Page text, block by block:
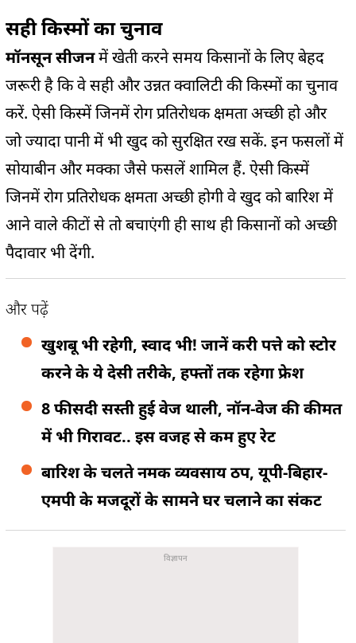
सही किस्मों का चुनाव
मॉनसून सीजनमें खेती करने समय किसानों के लिए बेहद
जरूरी है कि वे सही और उन्नत क्वालिटी की किस्मों का चुनाव
करें. ऐसी किस्में जिनमें रोग प्रतिरोधक क्षमता अच्छी हो और
जो ज्यादा पानी में भी खुद को सुरक्षित रख सकें. इन फसलों में
सोयाबीन और मक्का जैसे फसलें शामिल हैं. ऐसी किस्में
जिनमें रोग प्रतिरोधक क्षमता अच्छी होगी वे खुद को बारिश में
आने वाले कीटों से तो बचाएंगी ही साथ ही किसानों को अच्छी
पैदावार भी देंगी.
और पढ़ें
खुशबू भी रहेगी, स्वाद भी! जानें करी पत्ते को स्टोर
करने के ये देसी तरीके, हफ्तों तक रहेगा फ्रेश
8 फीसदी सस्ती हुई वेज थाली, नॉन-वेज की कीमत
में भी गिरावट.. इस वजह से कम हुए रेट
बारिश के चलते नमक व्यवसाय ठप, यूपी-बिहार-
एमपी के मजदूरों के सामने घर चलाने का संकट